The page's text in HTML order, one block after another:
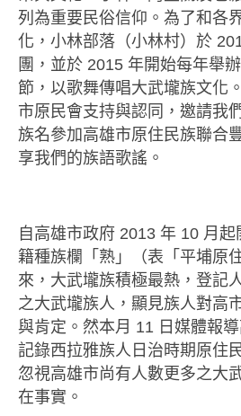
列為重要民俗信仰。為了和各
化，小林部落（小林村）於
團，並於 2015 年開始每年舉
節，以歌舞傳唱大武壠族文化
市原民會支持與認同，邀請我
族名參加高雄市原住民族聯合
享我們的族語歌謠。
自高雄市政府 2013 年 10 月
籍種族欄「熟」（表「平埔原
來，大武壠族積極最熱，登記
之大武壠族人，顯見族人對高
與肯定。然本月 11 日媒體報
記錄西拉雅族人日治時期原住
忽視高雄市尚有人數更多之大
在事實。